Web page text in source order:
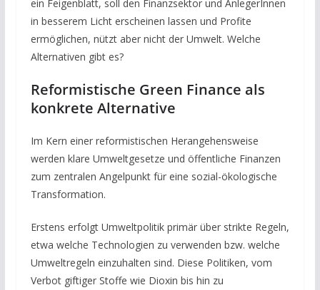
ein Feigenblatt, soll den Finanzsektor und AnlegerInnen
in besserem Licht erscheinen lassen und Profite
ermöglichen, nützt aber nicht der Umwelt. Welche
Alternativen gibt es?
Reformistische Green Finance als
konkrete Alternative
Im Kern einer reformistischen Herangehensweise
werden klare Umweltgesetze und öffentliche Finanzen
zum zentralen Angelpunkt für eine sozial-ökologische
Transformation.
Erstens erfolgt Umweltpolitik primär über strikte Regeln,
etwa welche Technologien zu verwenden bzw. welche
Umweltregeln einzuhalten sind. Diese Politiken, vom
Verbot giftiger Stoffe wie Dioxin bis hin zu